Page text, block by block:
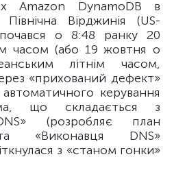
Amazon DynamoDB в
Вірджинія (US-
о 8:48 ранку 20
часом (або 19 жовтня о
літнім часом,
«прихований дефект»
керування
що складається з
(розробляє план
«Виконавця DNS»
з «станом гонки»